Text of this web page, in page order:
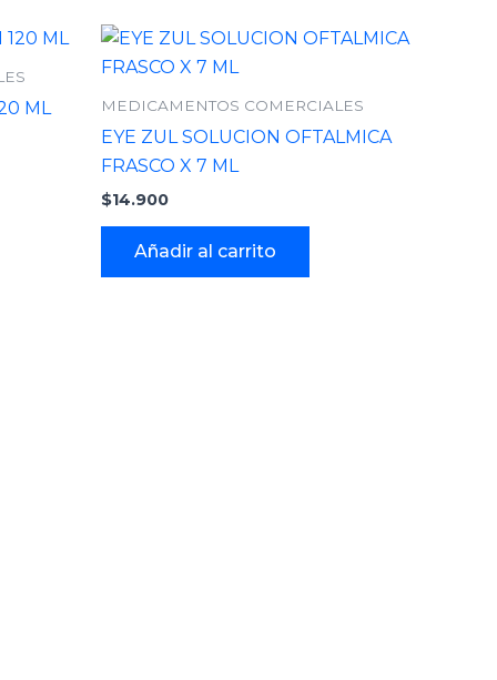
ML MEDICAMENTOS COMERCIALES
EYE ZUL SOLUCION OFTALMICA
FRASCO X 7 ML
$14.900
Añadir al carrito